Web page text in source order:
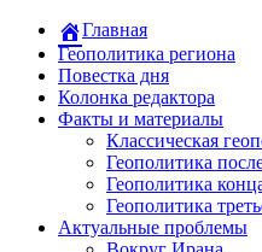
Главная
Геополитика региона
Повестка дня
Колонка редактора
Факты и материалы
Классическая
Геополитика
Геополитика
Геополитика
Актуальные проблемы